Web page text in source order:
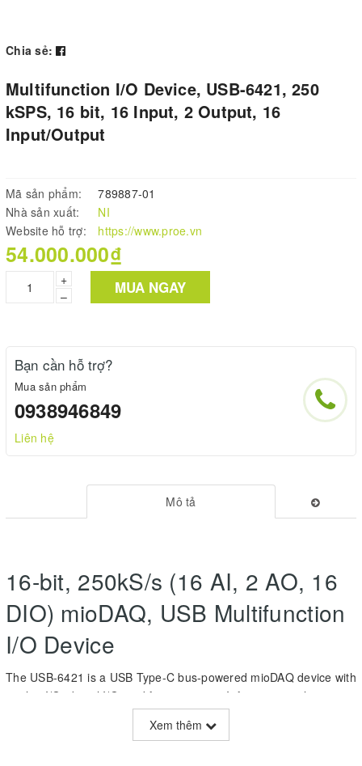
Chia sẻ:
Multifunction I/O Device, USB-6421, 250
kSPS, 16 bit, 16 Input, 2 Output, 16
Input/Output
Mã sản phẩm:
789887-01
Nhà sản xuất:
NI
Website hỗ trợ:
https://www.proe.vn
54.000.000₫
+
–
MUA NGAY
Bạn cần hỗ trợ?
Mua sản phẩm
0938946849
Liên hệ
Mô tả
16-bit, 250kS/s (16 AI, 2 AO, 16
DIO) mioDAQ, USB Multifunction
I/O Device
The USB-6421 is a USB Type-C bus-powered mioDAQ device with
analog I/O, digital I/O, and four counters. It features analog input
channels with four input range settings from ± 200 mV to ± 10 V,
and analog output channels that can output ± 10 V with update
Xem thêm